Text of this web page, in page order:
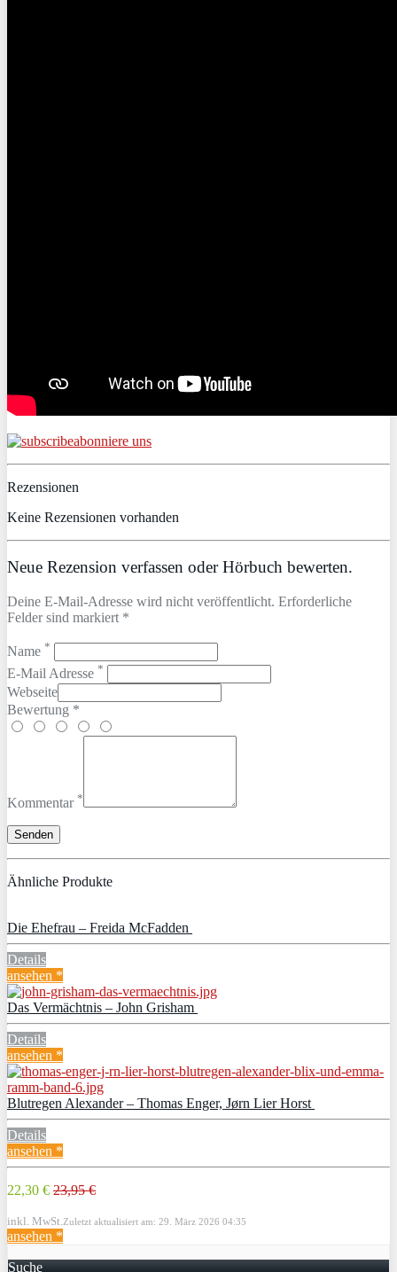
abonniere uns
Rezensionen
Keine Rezensionen vorhanden
Neue Rezension verfassen oder Hörbuch bewerten.
Deine E-Mail-Adresse wird nicht veröffentlicht. Erforderliche
Felder sind markiert *
Name *
E-Mail Adresse *
Webseite
Bewertung *
Kommentar *
Ähnliche Produkte
Die Ehefrau – Freida McFadden
Details
ansehen *
Das Vermächtnis – John Grisham
Details
ansehen *
Blutregen Alexander – Thomas Enger, Jørn Lier Horst
Details
ansehen *
22,30 € 23,95 €
inkl. MwSt. Zuletzt aktualisiert am: 29. März 2026 04:35
ansehen *
Suche